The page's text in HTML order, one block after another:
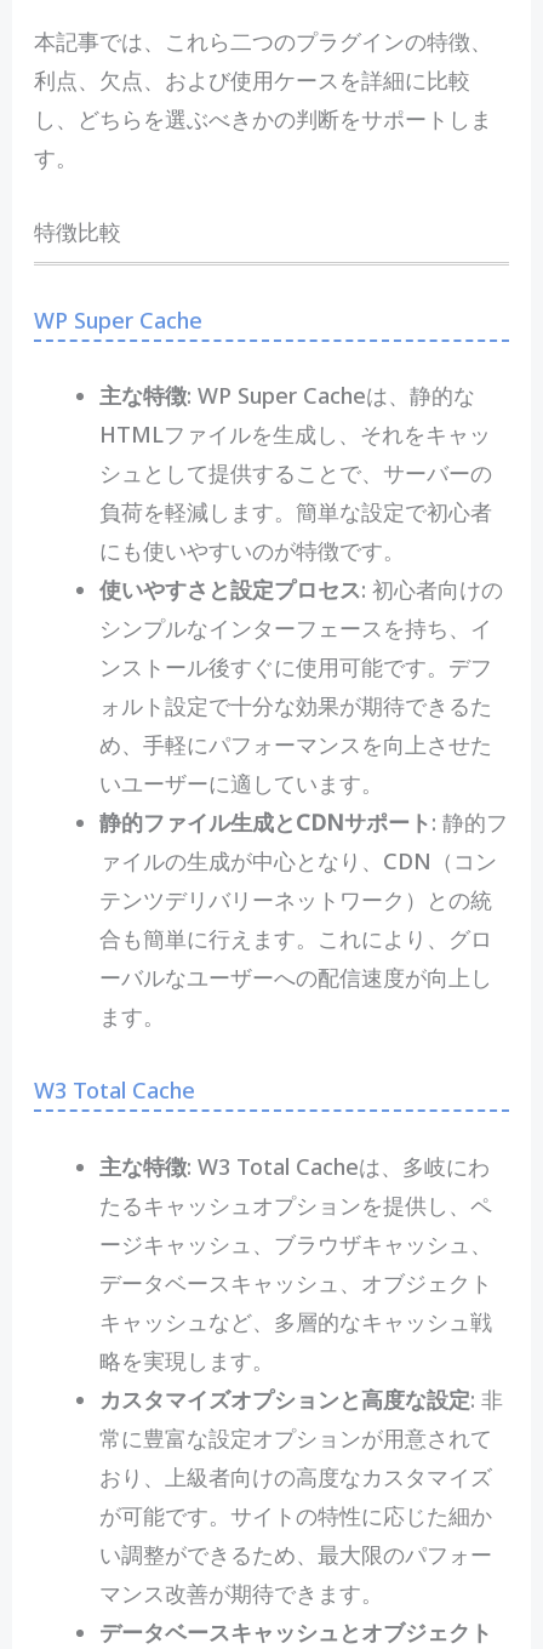
本記事では、これら二つのプラグインの特徴、
利点、欠点、および使用ケースを詳細に比較
し、どちらを選ぶべきかの判断をサポートしま
す。
特徴比較
WP Super Cache
主な特徴: WP Super Cacheは、静的な
HTMLファイルを生成し、それをキャッ
シュとして提供することで、サーバーの
負荷を軽減します。簡単な設定で初心者
にも使いやすいのが特徴です。
使いやすさと設定プロセス: 初心者向けの
シンプルなインターフェースを持ち、イ
ンストール後すぐに使用可能です。デフ
ォルト設定で十分な効果が期待できるた
め、手軽にパフォーマンスを向上させた
いユーザーに適しています。
静的ファイル生成とCDNサポート: 静的フ
ァイルの生成が中心となり、CDN（コン
テンツデリバリーネットワーク）との統
合も簡単に行えます。これにより、グロ
ーバルなユーザーへの配信速度が向上し
ます。
W3 Total Cache
主な特徴: W3 Total Cacheは、多岐にわ
たるキャッシュオプションを提供し、ペ
ージキャッシュ、ブラウザキャッシュ、
データベースキャッシュ、オブジェクト
キャッシュなど、多層的なキャッシュ戦
略を実現します。
カスタマイズオプションと高度な設定: 非
常に豊富な設定オプションが用意されて
おり、上級者向けの高度なカスタマイズ
が可能です。サイトの特性に応じた細か
い調整ができるため、最大限のパフォー
マンス改善が期待できます。
データベースキャッシュとオブジェクト